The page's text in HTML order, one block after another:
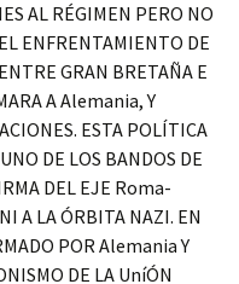
AL RÉGIMEN PERO NO
ENFRENTAMIENTO DE
GRAN BRETAÑA E
A Alemania, Y
ESTA POLÍTICA
DE LOS BANDOS DE
DEL EJE Roma-
A LA ÓRBITA NAZI. EN
POR Alemania Y
DE LA UníÓN